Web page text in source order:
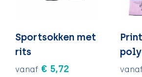
Sportsokken met
rits
vanaf € 5,72